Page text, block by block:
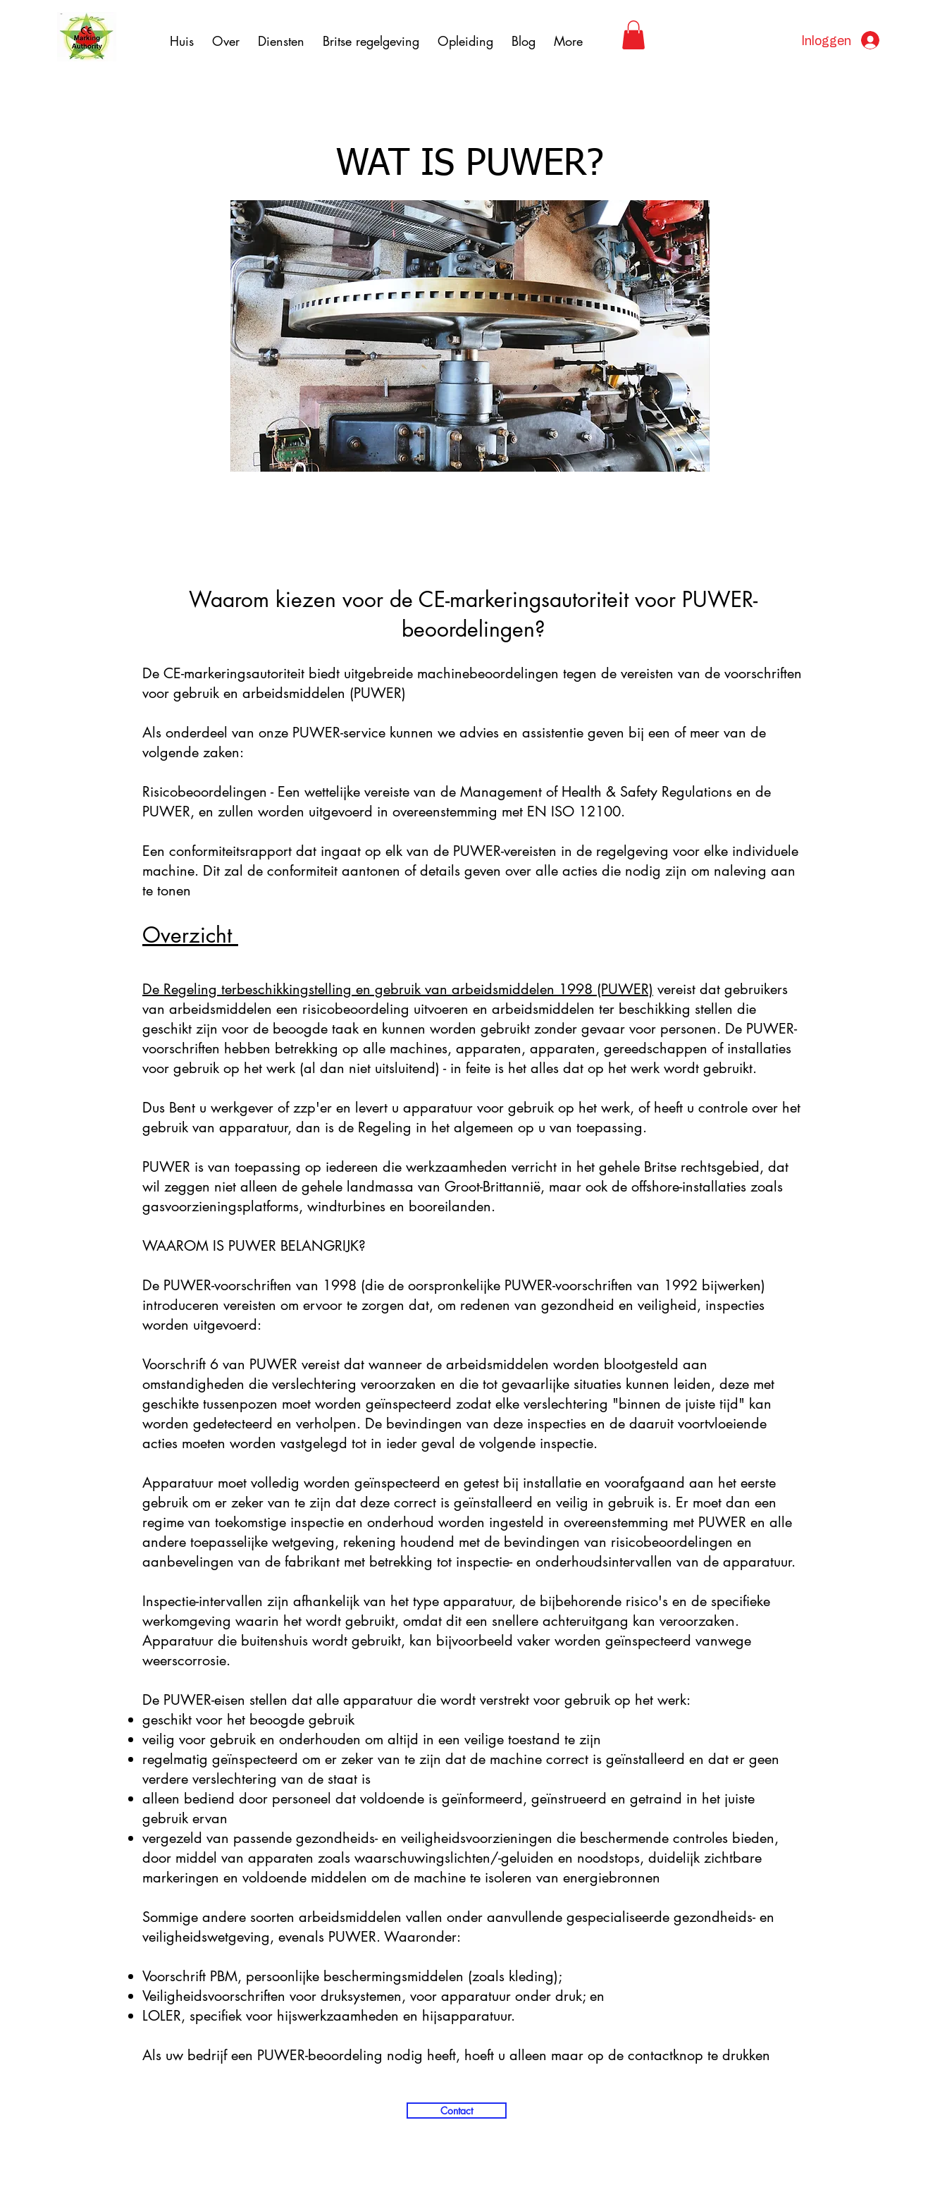
Huis Over Diensten Britse regelgeving Opleiding Blog More Inloggen
WAT IS PUWER?
Waarom kiezen voor de CE-markeringsautoriteit voor PUWER-
beoordelingen?
De CE-markeringsautoriteit biedt uitgebreide machinebeoordelingen tegen de vereisten van de voorschriften
voor gebruik en arbeidsmiddelen (PUWER)
Als onderdeel van onze PUWER-service kunnen we advies en assistentie geven bij een of meer van de
volgende zaken:
Risicobeoordelingen - Een wettelijke vereiste van de Management of Health & Safety Regulations en de
PUWER, en zullen worden uitgevoerd in overeenstemming met EN ISO 12100.
Een conformiteitsrapport dat ingaat op elk van de PUWER-vereisten in de regelgeving voor elke individuele
machine. Dit zal de conformiteit aantonen of details geven over alle acties die nodig zijn om naleving aan
te tonen
Overzicht
De Regeling terbeschikkingstelling en gebruik van arbeidsmiddelen 1998 (PUWER) vereist dat gebruikers
van arbeidsmiddelen een risicobeoordeling uitvoeren en arbeidsmiddelen ter beschikking stellen die
geschikt zijn voor de beoogde taak en kunnen worden gebruikt zonder gevaar voor personen. De PUWER-
voorschriften hebben betrekking op alle machines, apparaten, apparaten, gereedschappen of installaties
voor gebruik op het werk (al dan niet uitsluitend) - in feite is het alles dat op het werk wordt gebruikt.
Dus Bent u werkgever of zzp'er en levert u apparatuur voor gebruik op het werk, of heeft u controle over het
gebruik van apparatuur, dan is de Regeling in het algemeen op u van toepassing.
PUWER is van toepassing op iedereen die werkzaamheden verricht in het gehele Britse rechtsgebied, dat
wil zeggen niet alleen de gehele landmassa van Groot-Brittannië, maar ook de offshore-installaties zoals
gasvoorzieningsplatforms, windturbines en booreilanden.
WAAROM IS PUWER BELANGRIJK?
De PUWER-voorschriften van 1998 (die de oorspronkelijke PUWER-voorschriften van 1992 bijwerken)
introduceren vereisten om ervoor te zorgen dat, om redenen van gezondheid en veiligheid, inspecties
worden uitgevoerd:
Voorschrift 6 van PUWER vereist dat wanneer de arbeidsmiddelen worden blootgesteld aan
omstandigheden die verslechtering veroorzaken en die tot gevaarlijke situaties kunnen leiden, deze met
geschikte tussenpozen moet worden geïnspecteerd zodat elke verslechtering "binnen de juiste tijd" kan
worden gedetecteerd en verholpen. De bevindingen van deze inspecties en de daaruit voortvloeiende
acties moeten worden vastgelegd tot in ieder geval de volgende inspectie.
Apparatuur moet volledig worden geïnspecteerd en getest bij installatie en voorafgaand aan het eerste
gebruik om er zeker van te zijn dat deze correct is geïnstalleerd en veilig in gebruik is. Er moet dan een
regime van toekomstige inspectie en onderhoud worden ingesteld in overeenstemming met PUWER en alle
andere toepasselijke wetgeving, rekening houdend met de bevindingen van risicobeoordelingen en
aanbevelingen van de fabrikant met betrekking tot inspectie- en onderhoudsintervallen van de apparatuur.
Inspectie-intervallen zijn afhankelijk van het type apparatuur, de bijbehorende risico's en de specifieke
werkomgeving waarin het wordt gebruikt, omdat dit een snellere achteruitgang kan veroorzaken.
Apparatuur die buitenshuis wordt gebruikt, kan bijvoorbeeld vaker worden geïnspecteerd vanwege
weerscorrosie.
De PUWER-eisen stellen dat alle apparatuur die wordt verstrekt voor gebruik op het werk:
geschikt voor het beoogde gebruik
veilig voor gebruik en onderhouden om altijd in een veilige toestand te zijn
regelmatig geïnspecteerd om er zeker van te zijn dat de machine correct is geïnstalleerd en dat er geen
verdere verslechtering van de staat is
alleen bediend door personeel dat voldoende is geïnformeerd, geïnstrueerd en getraind in het juiste
gebruik ervan
vergezeld van passende gezondheids- en veiligheidsvoorzieningen die beschermende controles bieden,
door middel van apparaten zoals waarschuwingslichten/-geluiden en noodstops, duidelijk zichtbare
markeringen en voldoende middelen om de machine te isoleren van energiebronnen
Sommige andere soorten arbeidsmiddelen vallen onder aanvullende gespecialiseerde gezondheids- en
veiligheidswetgeving, evenals PUWER. Waaronder:
Voorschrift PBM, persoonlijke beschermingsmiddelen (zoals kleding);
Veiligheidsvoorschriften voor druksystemen, voor apparatuur onder druk; en
LOLER, specifiek voor hijswerkzaamheden en hijsapparatuur.
Als uw bedrijf een PUWER-beoordeling nodig heeft, hoeft u alleen maar op de contactknop te drukken
Contact